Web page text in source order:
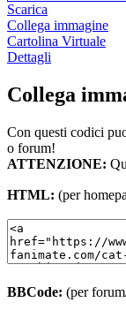
Scarica
Collega immagine
Cartolina Virtuale
Dettagli
Collega
Con questi codici
o forum!
ATTENZIONE:
HTML: (per
BBCode: (per